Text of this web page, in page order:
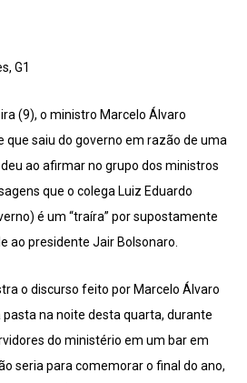
G1
(9), o ministro Marcelo Álvaro
que saiu do governo em razão de uma
ao afirmar no grupo dos ministros
que o colega Luiz Eduardo
é um “traíra” por supostamente
ao presidente Jair Bolsonaro.
o discurso feito por Marcelo Álvaro
na noite desta quarta, durante
do ministério em um bar em
seria para comemorar o final do ano,